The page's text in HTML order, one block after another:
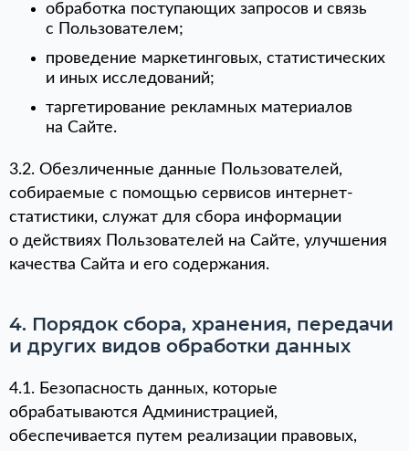
обработка поступающих запросов и связь
с Пользователем;
проведение маркетинговых, статистических
и иных исследований;
таргетирование рекламных материалов
на Сайте.
3.2. Обезличенные данные Пользователей,
собираемые с помощью сервисов интернет-
статистики, служат для сбора информации
о действиях Пользователей на Сайте, улучшения
качества Сайта и его содержания.
4. Порядок сбора, хранения, передачи
и других видов обработки данных
4.1. Безопасность данных, которые
обрабатываются Администрацией,
обеспечивается путем реализации правовых,